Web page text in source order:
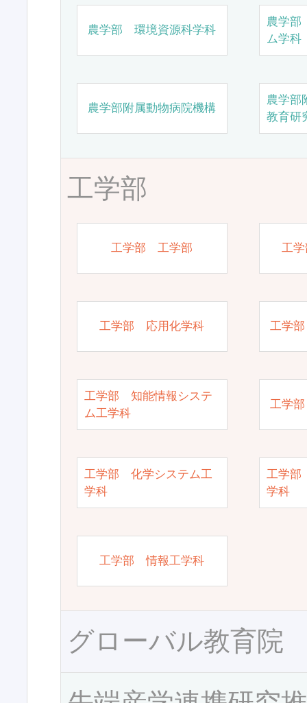
農学部 環境資源科学科
農学
ム学科
農学部附属動物病院機構
農学部
教育研
工学部
工学部 工学部 工
工学部 応用化学科 工学
工学部 知能情報システ
ム工学科
工学
工学部 化学システム工
学科
工学部
学科
工学部 情報工学科
グローバル教育院